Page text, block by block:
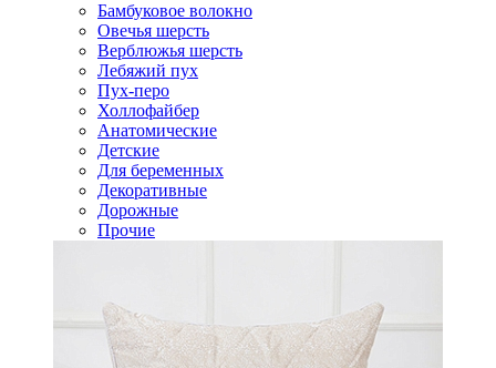
Бамбуковое волокно
Овечья шерсть
Верблюжья шерсть
Лебяжий пух
Пух-перо
Холлофайбер
Анатомические
Детские
Для беременных
Декоративные
Дорожные
Прочие